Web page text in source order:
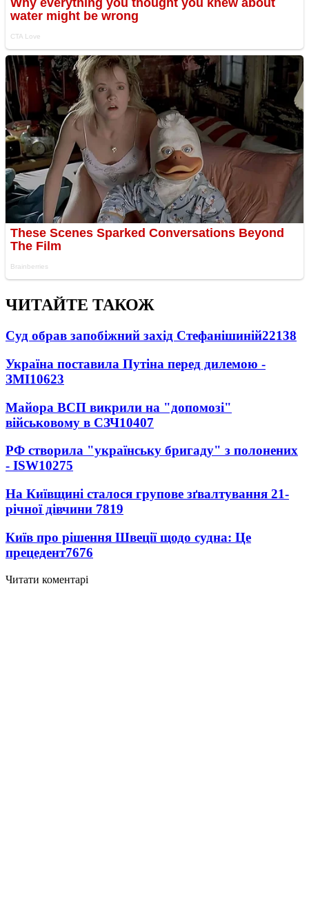
ЧИТАЙТЕ ТАКОЖ
Суд обрав запобіжний захід Стефанішиній22138
Україна поставила Путіна перед дилемою -
ЗМІ10623
Майора ВСП викрили на "допомозі"
військовому в СЗЧ10407
РФ створила "українську бригаду" з полонених
- ISW10275
На Київщині сталося групове зґвалтування 21-
річної дівчини 7819
Київ про рішення Швеції щодо судна: Це
прецедент7676
Читати коментарі